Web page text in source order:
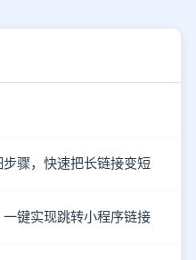
骤，快速把长链接变短
键实现跳转小程序链接